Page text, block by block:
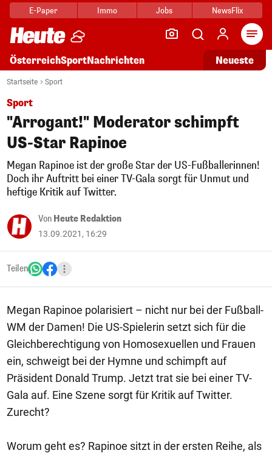
E-Paper Immo Jobs NewsFlix
ÖsterreichSportNachrichten Neueste
Startseite Sport
Sport
"Arrogant!" Moderator schimpft
US-Star Rapinoe
Megan Rapinoe ist der große Star der US-Fußballerinnen!
Doch ihr Auftritt bei einer TV-Gala sorgt für Unmut und
heftige Kritik auf Twitter.
Von Heute Redaktion
13.09.2021, 16:29
Teilen
Megan Rapinoe polarisiert – nicht nur bei der Fußball-
WM der Damen! Die US-Spielerin setzt sich für die
Gleichberechtigung von Homosexuellen und Frauen
ein, schweigt bei der Hymne und schimpft auf
Präsident Donald Trump. Jetzt trat sie bei einer TV-
Gala auf. Eine Szene sorgt für Kritik auf Twitter.
Zurecht?
Worum geht es? Rapinoe sitzt in der ersten Reihe, als